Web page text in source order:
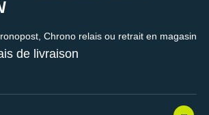
Chrono relais ou retrait en magasin
de livraison